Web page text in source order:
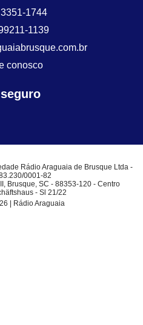
1744
1139
conosco
Rádio Araguaia de Brusque Ltda -
0001-82
Brusque, SC - 88353-120 - Centro
- Sl 21/22
| Rádio Araguaia